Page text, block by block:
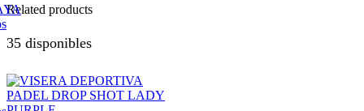
Related products
35 disponibles